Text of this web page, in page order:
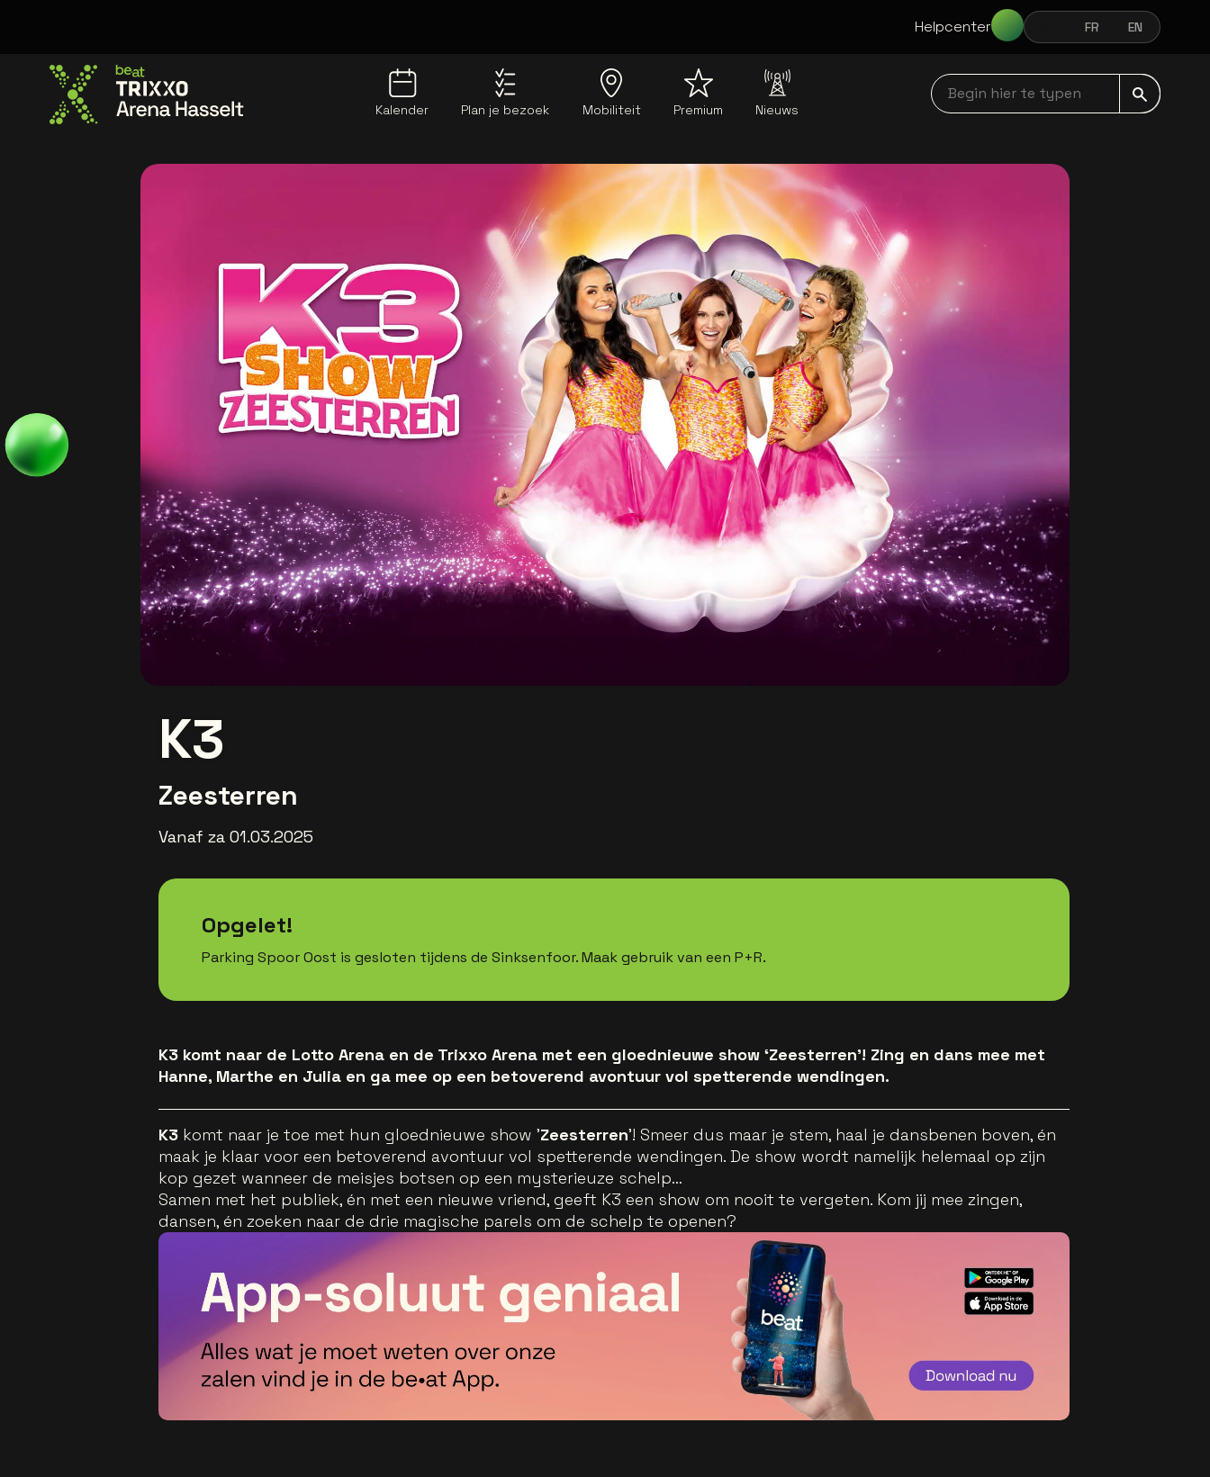
Helpcenter NEDERLANDSFRANÇAIS
FR ENGLISH
EN
Kalender Plan je bezoek Mobiliteit Premium Nieuws
Begin hier te typen navbar
K3
Zeesterren
Vanaf za 01.03.2025
Opgelet!
Parking Spoor Oost is gesloten tijdens de Sinksenfoor. Maak gebruik van een P+R.
K3 komt naar de Lotto Arena en de Trixxo Arena met een gloednieuwe show ‘Zeesterren’! Zing en dans mee met
Hanne, Marthe en Julia en ga mee op een betoverend avontuur vol spetterende wendingen.
K3 komt naar je toe met hun gloednieuwe show 'Zeesterren'! Smeer dus maar je stem, haal je dansbenen boven, én
maak je klaar voor een betoverend avontuur vol spetterende wendingen. De show wordt namelijk helemaal op zijn
kop gezet wanneer de meisjes botsen op een mysterieuze schelp…
Samen met het publiek, én met een nieuwe vriend, geeft K3 een show om nooit te vergeten. Kom jij mee zingen,
dansen, én zoeken naar de drie magische parels om de schelp te openen?